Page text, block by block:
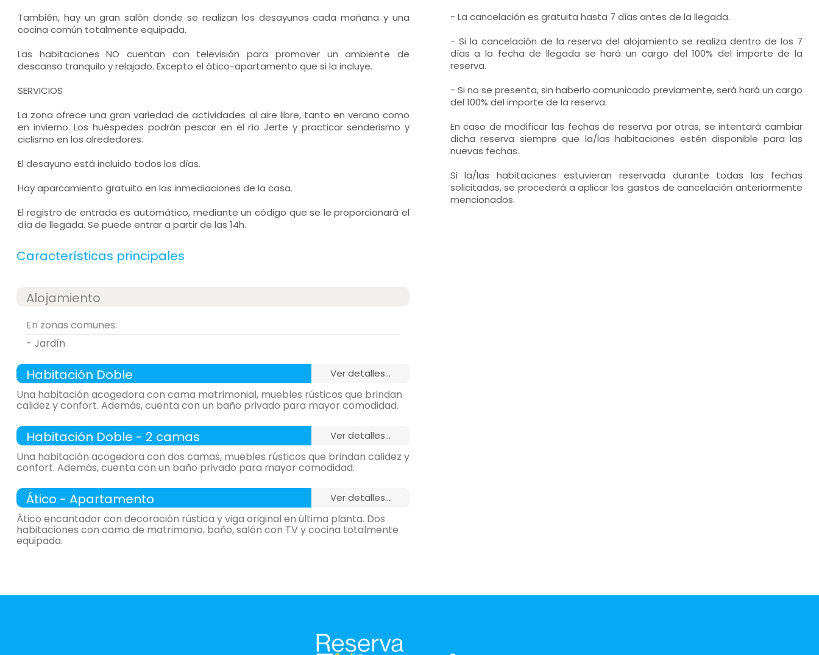
También, hay un gran salón donde se realizan los desayunos cada mañana y una
cocina común totalmente equipada.
Las habitaciones NO cuentan con televisión para promover un ambiente de
descanso tranquilo y relajado. Excepto el ático-apartamento que si la incluye.
SERVICIOS
La zona ofrece una gran variedad de actividades al aire libre, tanto en verano como
en invierno. Los huéspedes podrán pescar en el río Jerte y practicar senderismo y
ciclismo en los alrededores.
El desayuno está incluido todos los días.
Hay aparcamiento gratuito en las inmediaciones de la casa.
El registro de entrada es automático, mediante un código que se le proporcionará el
día de llegada. Se puede entrar a partir de las 14h.
Características principales
Alojamiento
En zonas comunes:
- Jardín
Habitación Doble ver detalles...
Una habitación acogedora con cama matrimonial, muebles rústicos que brindan
calidez y confort. Además, cuenta con un baño privado para mayor comodidad.
habitación de matrimonio
- cama de matrimonio (150x190 cm.)
- habitación con cuarto de baño. Incluye:
Habitación Doble - 2 camas ver detalles...
Una habitación acogedora con dos camas, muebles rústicos que brindan calidez y
confort. Además, cuenta con un baño privado para mayor comodidad.
habitación doble
Ático - Apartamento ver detalles...
Ático encantador con decoración rústica y viga original en última planta. Dos
habitaciones con cama de matrimonio, baño, salón con TV y cocina totalmente
equipada.
- calefacción,
- La cancelación es gratuita hasta 7 días antes de la llegada.
- Si la cancelación de la reserva del alojamiento se realiza dentro de los 7
días a la fecha de llegada se hará un cargo del 100% del importe de la
reserva.
- Si no se presenta, sin haberlo comunicado previamente, será hará un cargo
del 100% del importe de la reserva.
En caso de modificar las fechas de reserva por otras, se intentará cambiar
dicha reserva siempre que la/las habitaciones estén disponible para las
nuevas fechas.
Si la/las habitaciones estuvieran reservada durante todas las fechas
solicitadas, se procederá a aplicar los gastos de cancelación anteriormente
mencionados.